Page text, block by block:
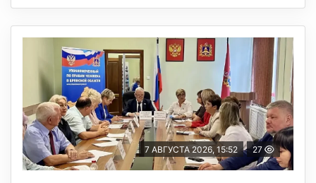
7 АВГУСТА 2026, 15:52 27